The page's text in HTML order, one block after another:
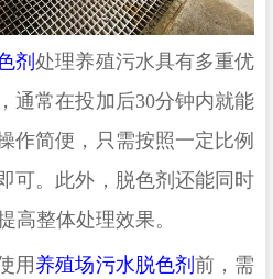
剂处理养殖污水具有多重优
通常在投加后30分钟内就能
作简便，只需按照一定比例
可。此外，脱色剂还能同时
高整体处理效果。
用 养殖场污水脱色剂前，需